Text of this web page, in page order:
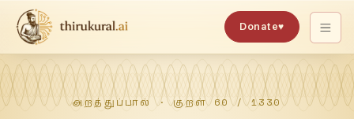
Donate♥
அறத்துப்பால் · குறள்60 /1330